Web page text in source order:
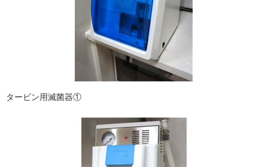
タービン用滅菌器①